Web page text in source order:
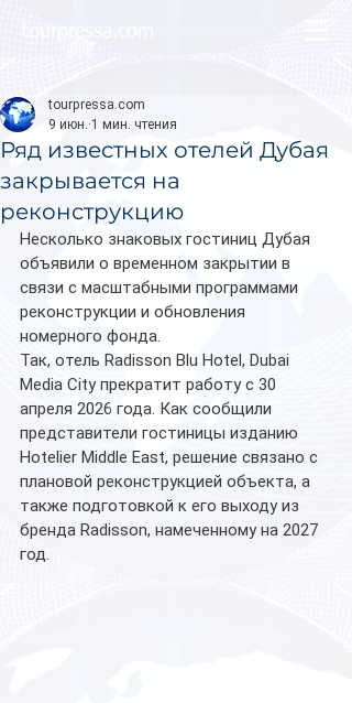
Ряд известных отелей Дубая
закрывается на
реконструкцию
tourpressa.com
9 июн. 1 мин. чтения
Несколько знаковых гостиниц Дубая
объявили о временном закрытии в
связи с масштабными программами
реконструкции и обновления
номерного фонда.
Так, отель Radisson Blu Hotel, Dubai
Media City прекратит работу с 30
апреля 2026 года. Как сообщили
представители гостиницы изданию
Hotelier Middle East, решение связано с
плановой реконструкцией объекта, а
также подготовкой к его выходу из
бренда Radisson, намеченному на 2027
год.